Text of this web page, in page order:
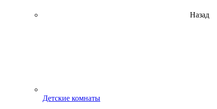
Назад
Детские комнаты